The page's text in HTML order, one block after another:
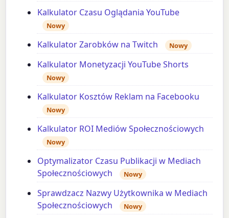
Kalkulator Czasu Oglądania YouTube
Nowy
Kalkulator Zarobków na Twitch Nowy
Kalkulator Monetyzacji YouTube Shorts
Nowy
Kalkulator Kosztów Reklam na Facebooku
Nowy
Kalkulator ROI Mediów Społecznościowych
Nowy
Optymalizator Czasu Publikacji w Mediach
Społecznościowych
Nowy
Sprawdzacz Nazwy Użytkownika w Mediach
Społecznościowych
Nowy